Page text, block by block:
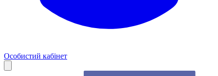
Особистий кабінет